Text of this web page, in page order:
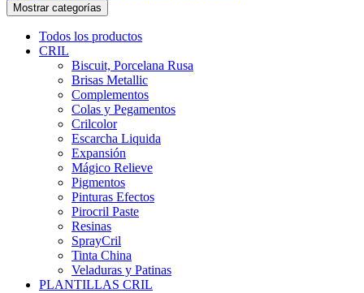
Mostrar categorías
Todos los productos
CRIL
Biscuit, Porcelana Rusa
Brisas Metallic
Complementos
Colas y Pegamentos
Crilcolor
Escarcha Liquida
Expansión
Mágico Relieve
Pigmentos
Pinturas Efectos
Pirocril Paste
Resinas
SprayCril
Tinta China
Veladuras y Patinas
PLANTILLAS CRIL